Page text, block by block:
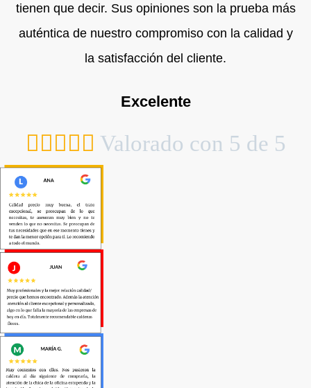
tienen que decir. Sus opiniones son la prueba más
auténtica de nuestro compromiso con la calidad y
la satisfacción del cliente.
Excelente
 Valorado con 5 de 5